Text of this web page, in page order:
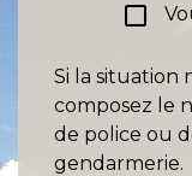
check_box_outline_blank
Si la situation
composez le
de police ou
gendarmerie.